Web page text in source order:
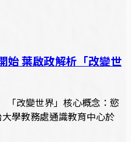
始 葉啟政解析「改變世
「改變世界」核心概念：慾
學教務處通識教育中心於